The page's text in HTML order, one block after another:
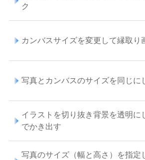
ク
カンバスサイズを変更して縁取り
写真とカンバスのサイズを同じに
イラストを切り抜き背景を透明に
でかき出す
写真のサイズ（幅と高さ）を指定